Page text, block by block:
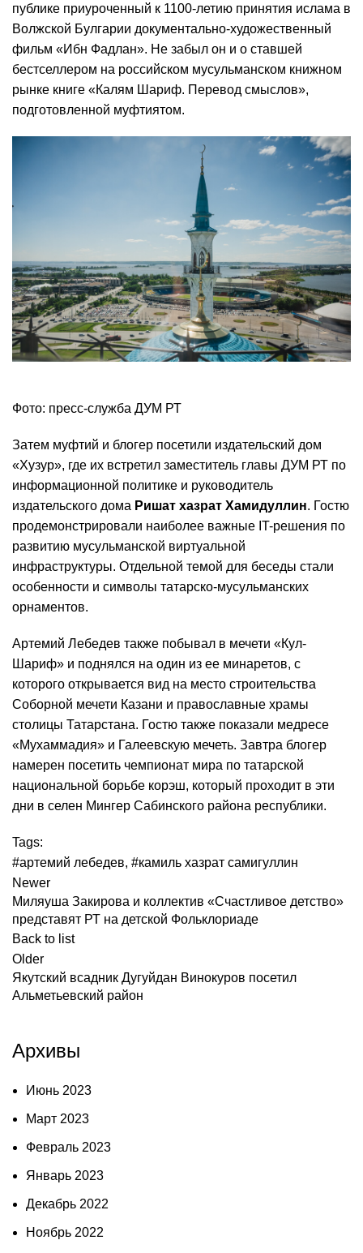
публике приуроченный к 1100-летию принятия ислама в
Волжской Булгарии документально-художественный
фильм «Ибн Фадлан». Не забыл он и о ставшей
бестселлером на российском мусульманском книжном
рынке книге «Калям Шариф. Перевод смыслов»,
подготовленной муфтиятом.
Фото: пресс-служба ДУМ РТ
Затем муфтий и блогер посетили издательский дом
«Хузур», где их встретил заместитель главы ДУМ РТ по
информационной политике и руководитель
издательского дома Ришат хазрат Хамидуллин. Гостю
продемонстрировали наиболее важные IT-решения по
развитию мусульманской виртуальной
инфраструктуры. Отдельной темой для беседы стали
особенности и символы татарско-мусульманских
орнаментов.
Артемий Лебедев также побывал в мечети «Кул-
Шариф» и поднялся на один из ее минаретов, с
которого открывается вид на место строительства
Соборной мечети Казани и православные храмы
столицы Татарстана. Гостю также показали медресе
«Мухаммадия» и Галеевскую мечеть. Завтра блогер
намерен посетить чемпионат мира по татарской
национальной борьбе корэш, который проходит в эти
дни в селен Мингер Сабинского района республики.
Tags:
#артемий лебедев, #камиль хазрат самигуллин
Newer
Миляуша Закирова и коллектив «Счастливое детство»
представят РТ на детской Фольклориаде
Back to list
Older
Якутский всадник Дугуйдан Винокуров посетил
Альметьевский район
Архивы
Июнь 2023
Март 2023
Февраль 2023
Январь 2023
Декабрь 2022
Ноябрь 2022